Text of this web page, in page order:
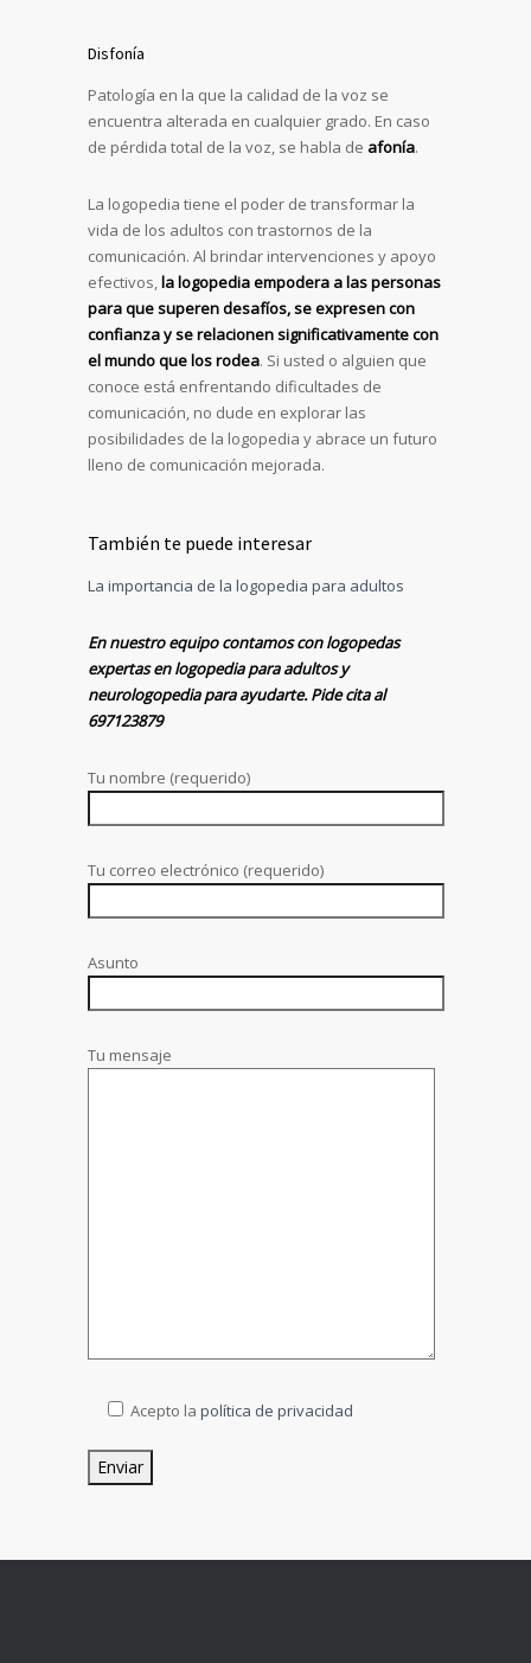
Disfonía
Patología en la que la calidad de la voz se
encuentra alterada en cualquier grado. En caso
de pérdida total de la voz, se habla de afonía.
La logopedia tiene el poder de transformar la
vida de los adultos con trastornos de la
comunicación. Al brindar intervenciones y apoyo
efectivos,la logopedia empodera a las personas
para que superen desafíos, se expresen con
confianza y se relacionen significativamente con
el mundo que los rodea. Si usted o alguien que
conoce está enfrentando dificultades de
comunicación, no dude en explorar las
posibilidades de la logopedia y abrace un futuro
lleno de comunicación mejorada.
También te puede interesar
La importancia de la logopedia para adultos
En nuestro equipo contamos con logopedas
expertas en logopedia para adultos y
neurologopedia para ayudarte. Pide cita al
697123879
Tu nombre (requerido)
Tu correo electrónico (requerido)
Asunto
Tu mensaje
Acepto la política de privacidad